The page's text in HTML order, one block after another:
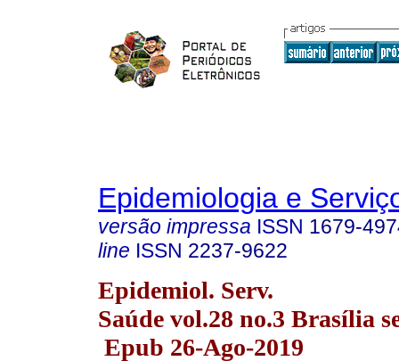
Epidemiologia e
versão impressa ISSN 1679-
line ISSN 2237-9622
Epidemiol. Serv.
Saúde vol.28 no.3 Brasília
Epub 26-Ago-2019